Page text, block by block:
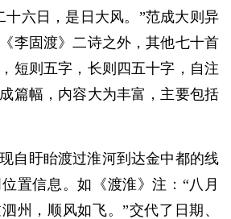
十六日，是日大风。”范成大则异
李固渡》二诗之外，其他七十首
短则五字，长则四五十字，自注
篇幅，内容大为丰富，主要包括
自盱眙渡过淮河到达金中都的线
置信息。如《渡淮》注：“八月
州，顺风如飞。”交代了日期、